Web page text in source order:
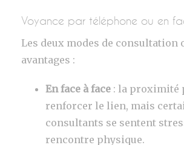
Voyance par téléphone ou en
Les deux modes de consultation
avantages :
En face à face : la proximité
renforcer le lien, mais
consultants se sentent
rencontre physique.